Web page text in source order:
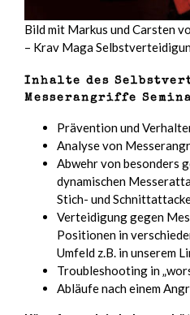
Bild mit Markus und Carsten
– Krav Maga
Inhalte des
Messerangriffe
Prävention und
Analyse von
Abwehr von besonders
dynamischen
Stich- und
Verteidigung gegen
Positionen in
Umfeld z.B. in unserem
Troubleshooting in
Abläufe nach einem